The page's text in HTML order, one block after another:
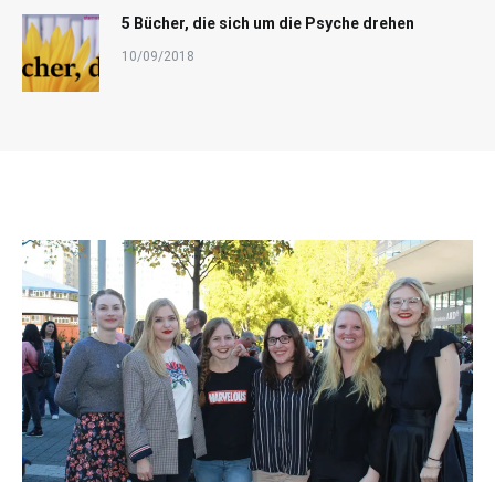
5 Bücher, die sich um die Psyche drehen
10/09/2018